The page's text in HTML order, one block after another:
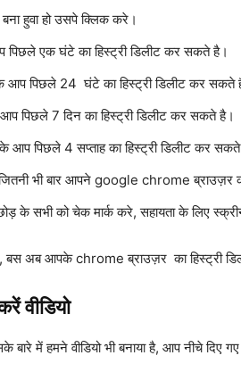
हुवा हो उसपे क्लिक करे।
एक घंटे का हिस्ट्री डिलीट कर सकते है।
पिछले 24 घंटे का हिस्ट्री डिलीट कर सकते
पिछले 7 दिन का हिस्ट्री डिलीट कर सकते है।
पिछले 4 सप्ताह का हिस्ट्री डिलीट कर
भी बार आपने google chrome ब्राउज़र
के सभी को चेक मार्क करे, सहायता के लिए
अब आपके chrome ब्राउज़र का हिस्ट्री
वीडियो
में हमने वीडियो भी बनाया है, आप नीचे दिए